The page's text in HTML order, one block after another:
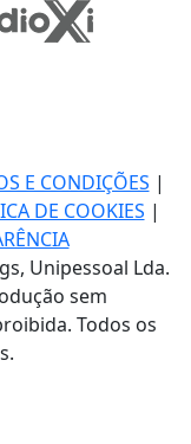
E CONDIÇÕES |
DE COOKIES |
Unipessoal Lda.
sem
Todos os